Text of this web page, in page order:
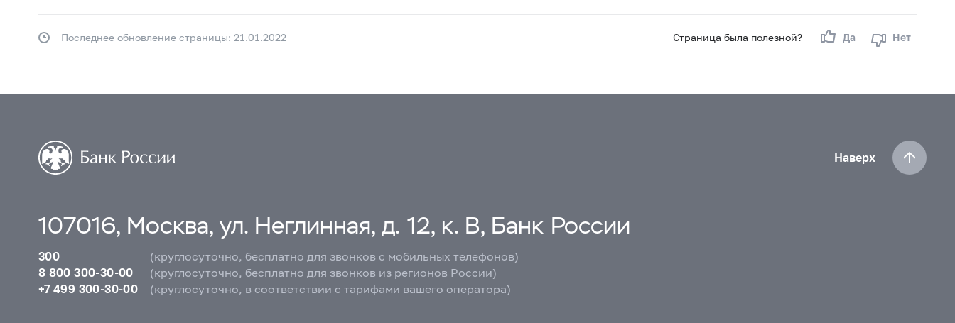
Страница была полезной? Да Нет
Последнее обновление страницы: 21.01.2022
Наверх
107016, Москва, ул. Неглинная, д. 12, к. В, Банк России
300
(круглосуточно, бесплатно для звонков с мобильных телефонов)
8 800 300-30-00
(круглосуточно, бесплатно для звонков из регионов России)
+7 499 300-30-00
(круглосуточно, в соответствии с тарифами вашего оператора)